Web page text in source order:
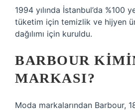
1994 yılında İstanbul’da %100
tüketim için temizlik ve hijyen
dağılımı için kuruldu.
BARBOUR
MARKASI?
Moda markalarından Barbour,